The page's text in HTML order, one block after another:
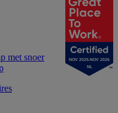
met snoer
NOV 2025-NOV 2026
NL